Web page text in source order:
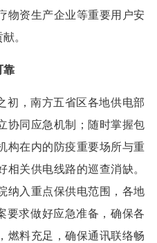
物资生产企业等重要用户安
。
靠
初，南方五省区各地供电部
协同应急机制；随时掌握包
构在内的防疫重要场所与重
相关供电线路的巡查消缺。
纳入重点保供电范围，各地
要求做好应急准备，确保各
燃料充足，确保通讯联络畅